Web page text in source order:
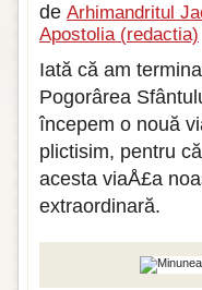
de Arhimandritul
Apostolia (redactia)
Iată că am
Pogorârea
începem o nouă
plictisim, pentru
acesta viaÅ£a
extraordinară.